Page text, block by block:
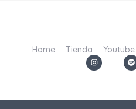
Home Tienda Youtube
I
n
s
r
S
p
o
y